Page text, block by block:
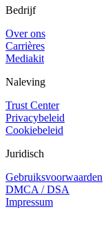
Bedrijf
Over ons
Carrières
Mediakit
Naleving
Trust Center
Privacybeleid
Cookiebeleid
Juridisch
Gebruiksvoorwaarden
DMCA / DSA
Impressum